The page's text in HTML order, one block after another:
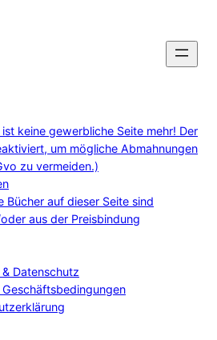
ist keine gewerbliche Seite mehr! Der
um mögliche Abmahnungen
zu vermeiden.)
Bücher auf dieser Seite sind
aus der Preisbindung
Datenschutz
Geschäftsbedingungen